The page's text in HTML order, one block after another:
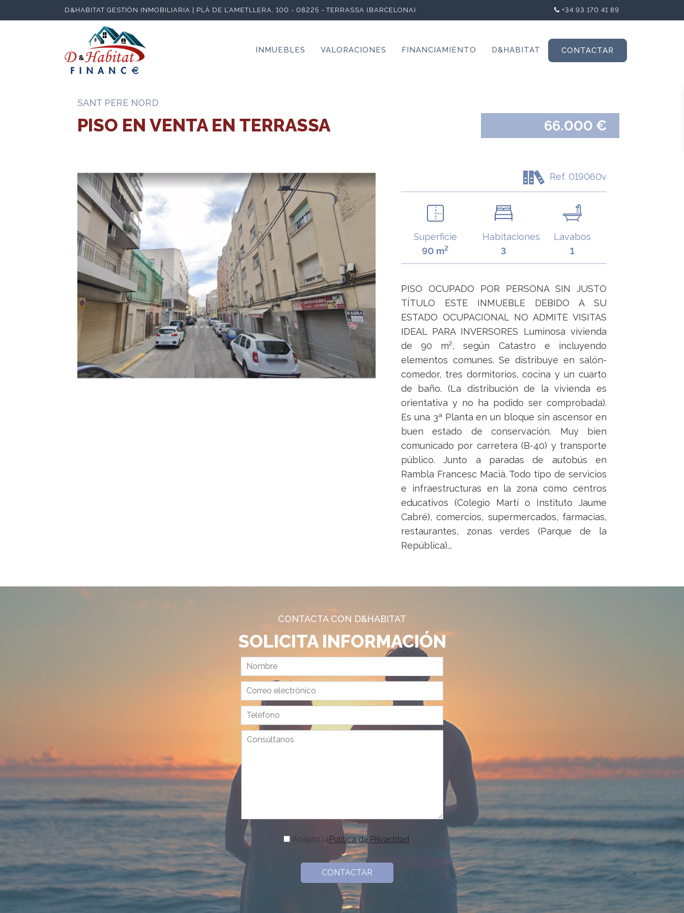
D&HABITAT GESTIÓN INMOBILIARIA | PLÀ DE L’AMETLLERA, 100 - 08225 - TERRASSA (BARCELONA) +34 93 170 41 89
INMUEBLES VALORACIONES FINANCIAMIENTO D&HABITAT CONTACTAR
SANT PERE NORD
PISO EN VENTA EN TERRASSA 66.000 €
Ref. 019060v
Superficie
90 m2
Habitaciones
3
Lavabos
1
PISO OCUPADO POR PERSONA SIN JUSTO
TÍTULO ESTE INMUEBLE DEBIDO A SU
ESTADO OCUPACIONAL NO ADMITE VISITAS
IDEAL PARA INVERSORES Luminosa vivienda
de 90 m², según Catastro e incluyendo
elementos comunes. Se distribuye en salón-
comedor, tres dormitorios, cocina y un cuarto
de baño. (La distribución de la vivienda es
orientativa y no ha podido ser comprobada).
Es una 3ª Planta en un bloque sin ascensor en
buen estado de conservación. Muy bien
comunicado por carretera (B-40) y transporte
público. Junto a paradas de autobús en
Rambla Francesc Macià. Todo tipo de servicios
e infraestructuras en la zona como centros
educativos (Colegio Martí o Instituto Jaume
Cabré), comercios, supermercados, farmacias,
restaurantes, zonas verdes (Parque de la
República)...
CONTACTA CON D&HABITAT
SOLICITA INFORMACIÓN
Acepto laPolítica de Privacidad